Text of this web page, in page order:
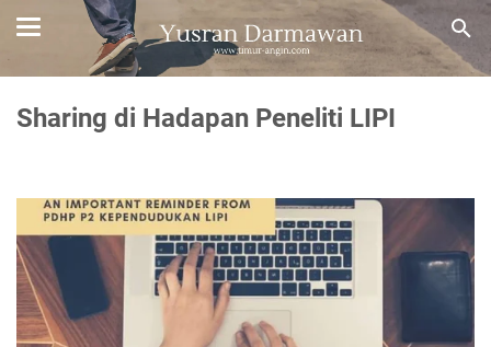
Sharing di Hadapan Peneliti LIPI